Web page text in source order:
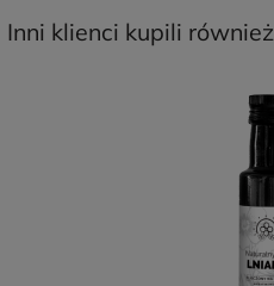
Inni klienci kupili również